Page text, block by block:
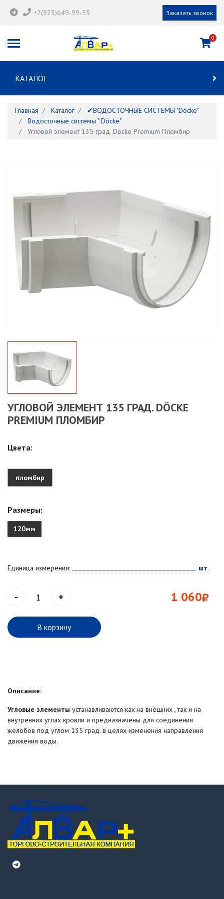
+7(923)649-99-55 Заказать звонок
0
КАТАЛОГ
Главная Каталог
✔ВОДОСТОЧНЫЕ СИСТЕМЫ "Döcke"
Водосточные системы " Döcke"
Угловой элемент 135 град. Döcke Premium Пломбир
УГЛОВОЙ ЭЛЕМЕНТ 135 ГРАД. DÖCKE
PREMIUM ПЛОМБИР
Цвета:
пломбир
Размеры:
120мм
Единица измерения: шт.
- + 1 060
В корзину
Описание:
Угловые элементы устанавливаются как на внешних , так и на
внутренних углах кровли и предназначены для соединения
желобов под углом 135 град. в целях изменения направления
движения воды.